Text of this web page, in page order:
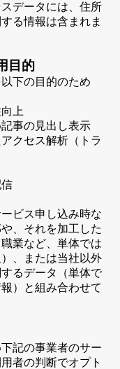
データには、住所
る情報は含まれま
目的
下の目的のため
上
事の見出し表示
クセス解析（トラ
ビス申し込み時な
、それを加工した
業など、単体では
、または当社以外
るデータ（単体で
）と組み合わせて
記の事業者のサー
者の判断でオプト